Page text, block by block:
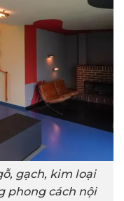
gạch, kim loại
phong cách nội